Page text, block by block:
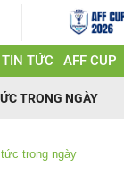
TIN TỨC AFF CUP
TRONG NGÀY
trong ngày